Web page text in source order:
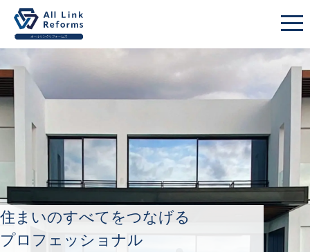
住まいのすべてをつなげる
プロフェッショナル